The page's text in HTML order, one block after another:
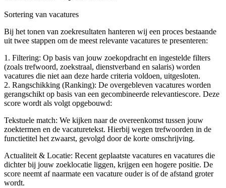
Sortering van vacatures
Bij het tonen van zoekresultaten hanteren wij een proces bestaande
uit twee stappen om de meest relevante vacatures te presenteren:
1. Filtering: Op basis van jouw zoekopdracht en ingestelde filters
(zoals trefwoord, zoekstraal, dienstverband en salaris) worden
vacatures die niet aan deze harde criteria voldoen, uitgesloten.
2. Rangschikking (Ranking): De overgebleven vacatures worden
gerangschikt op basis van een gecombineerde relevantiescore. Deze
score wordt als volgt opgebouwd:
Tekstuele match: We kijken naar de overeenkomst tussen jouw
zoektermen en de vacaturetekst. Hierbij wegen trefwoorden in de
functietitel het zwaarst, gevolgd door de korte omschrijving.
Actualiteit & Locatie: Recent geplaatste vacatures en vacatures die
dichter bij jouw zoeklocatie liggen, krijgen een hogere positie. De
score neemt af naarmate een vacature ouder is of de afstand groter
wordt.